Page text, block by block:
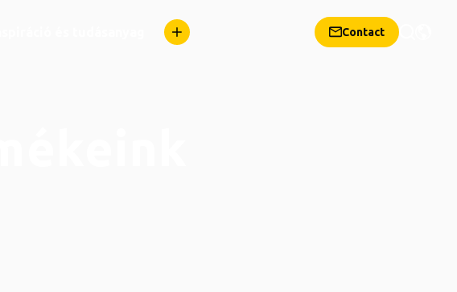
Contact